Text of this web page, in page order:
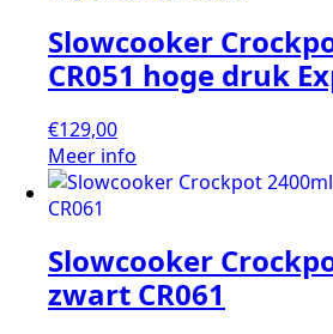
Slowcooker
CR051 hoge druk
€129,00
Meer info
Slowcooker
zwart CR061